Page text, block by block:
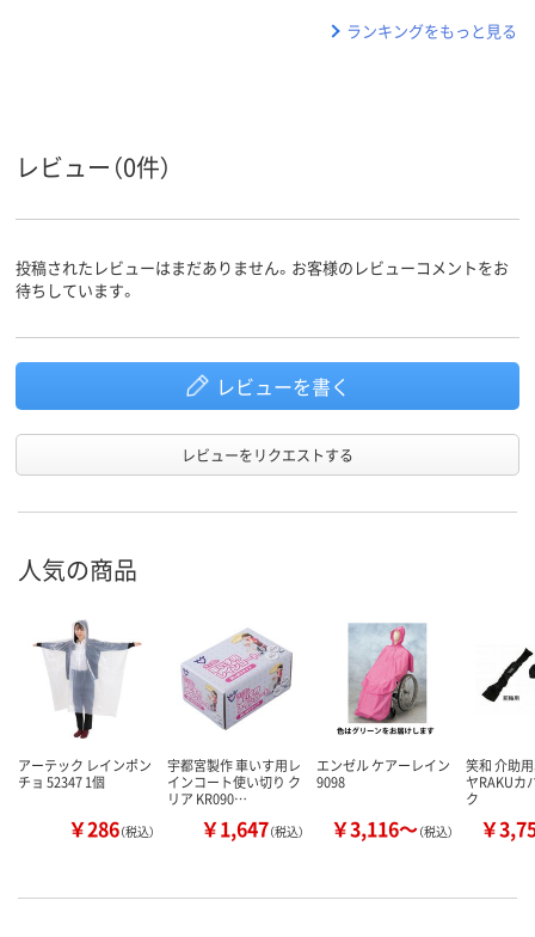
ランキングをもっと見る
レビュー（0件）
投稿されたレビューはまだありません。お客様のレビューコメントをお
待ちしています。
レビューを書く
レビューをリクエストする
人気の商品
アーテック レインポン
チョ 52347 1個
￥286（税込）
宇都宮製作 車いす用レ
インコート使い切り ク
リア KR090…
￥1,647（税込）
エンゼル ケアーレイン
9098
￥3,116～（税込）
笑和 介助
ヤRAKUカ
ク
￥